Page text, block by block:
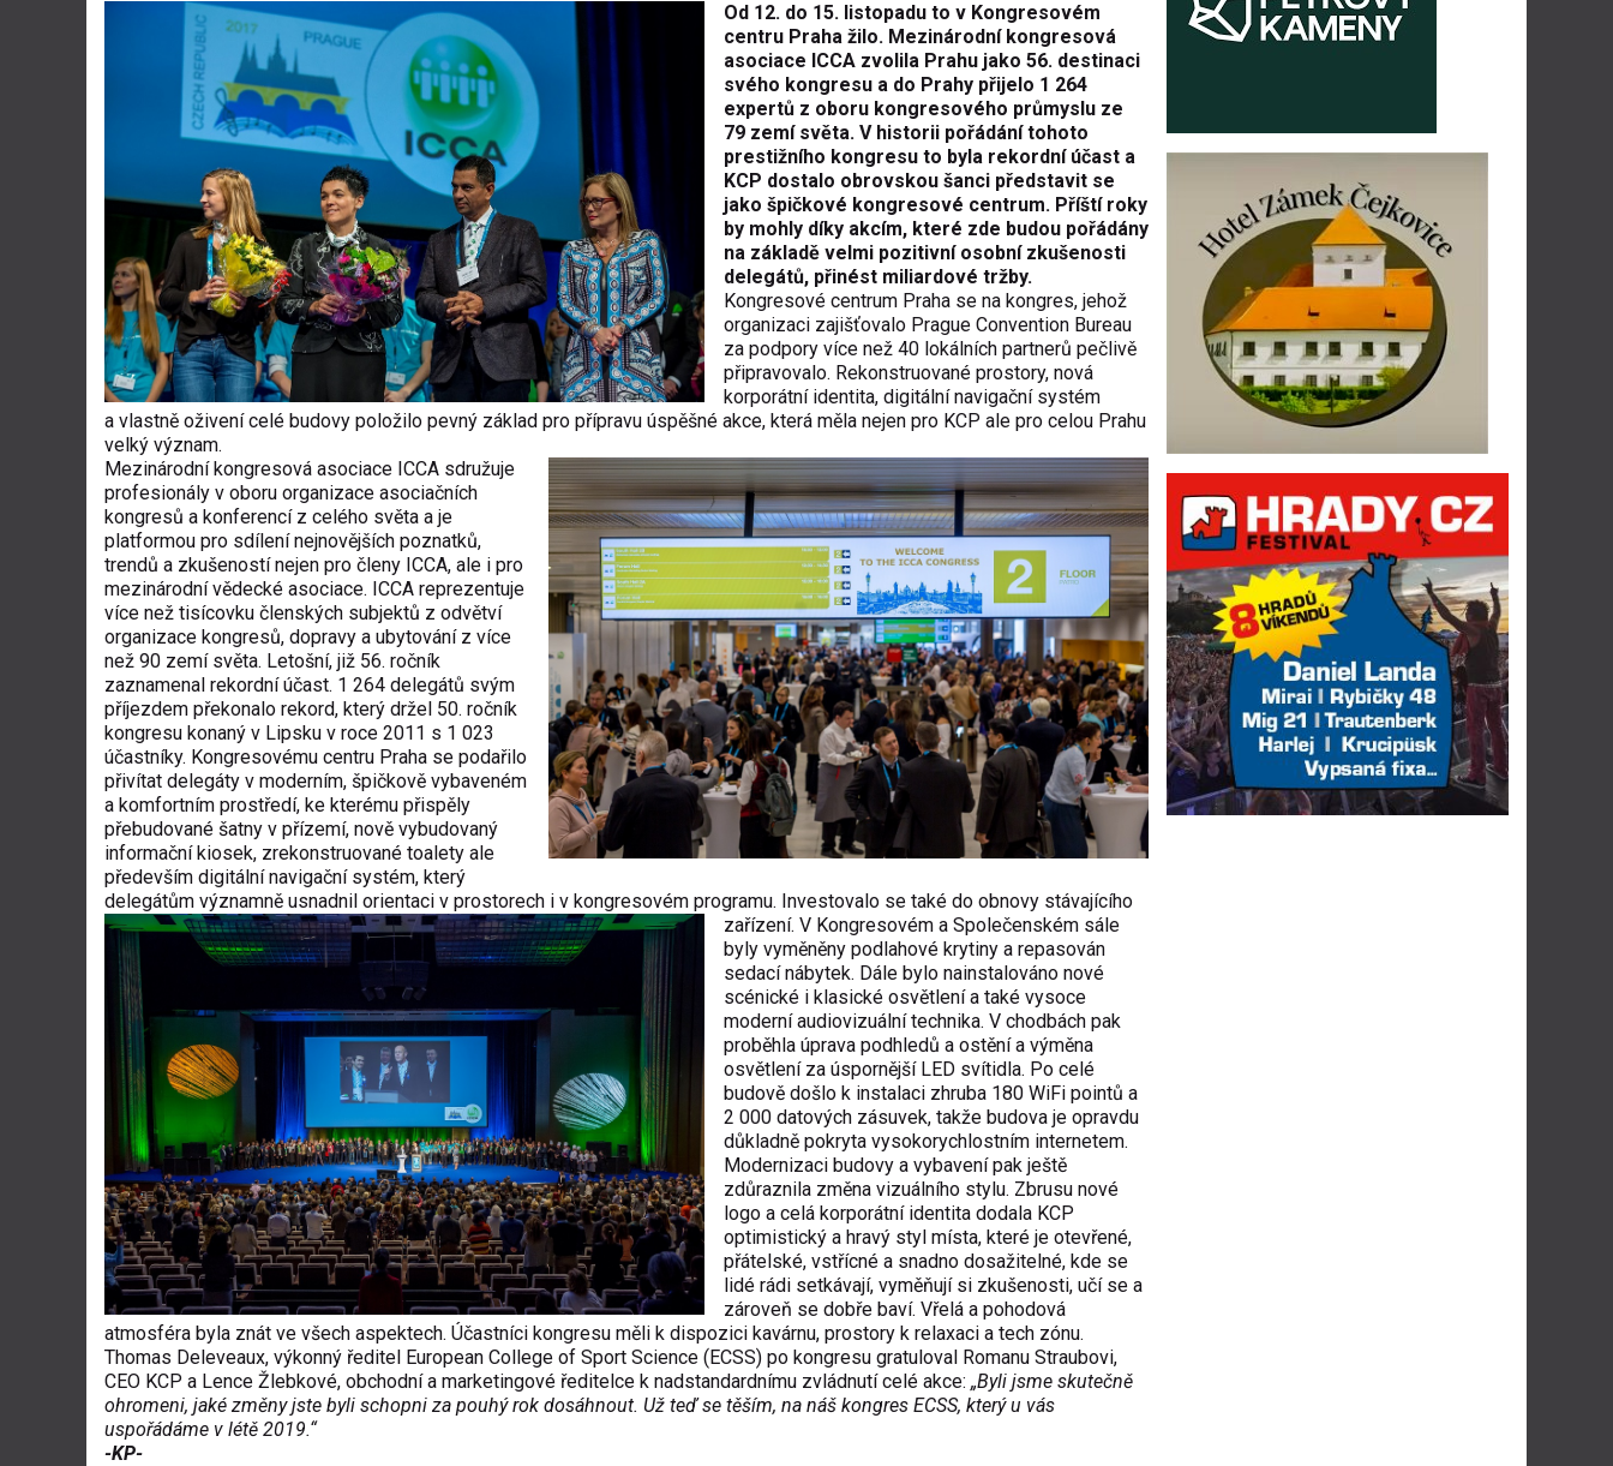
Od 12. do 15. listopadu to v Kongresovém
centru Praha žilo. Mezinárodní kongresová
asociace ICCA zvolila Prahu jako 56. destinaci
svého kongresu a do Prahy přijelo 1 264
expertů z oboru kongresového průmyslu ze
79 zemí světa. V historii pořádání tohoto
prestižního kongresu to byla rekordní účast a
KCP dostalo obrovskou šanci představit se
jako špičkové kongresové centrum. Příští roky
by mohly díky akcím, které zde budou pořádány
na základě velmi pozitivní osobní zkušenosti
delegátů, přinést miliardové tržby.
Kongresové centrum Praha se na kongres, jehož
organizaci zajišťovalo Prague Convention Bureau
za podpory více než 40 lokálních partnerů pečlivě
připravovalo. Rekonstruované prostory, nová
korporátní identita, digitální navigační systém
a vlastně oživení celé budovy položilo pevný základ pro přípravu úspěšné akce, která měla nejen pro KCP ale pro celou Prahu
velký význam.
Mezinárodní kongresová asociace ICCA sdružuje
profesionály v oboru organizace asociačních
kongresů a konferencí z celého světa a je
platformou pro sdílení nejnovějších poznatků,
trendů a zkušeností nejen pro členy ICCA, ale i pro
mezinárodní vědecké asociace. ICCA reprezentuje
více než tisícovku členských subjektů z odvětví
organizace kongresů, dopravy a ubytování z více
než 90 zemí světa. Letošní, již 56. ročník
zaznamenal rekordní účast. 1 264 delegátů svým
příjezdem překonalo rekord, který držel 50. ročník
kongresu konaný v Lipsku v roce 2011 s 1 023
účastníky. Kongresovému centru Praha se podařilo
přivítat delegáty v moderním, špičkově vybaveném
a komfortním prostředí, ke kterému přispěly
přebudované šatny v přízemí, nově vybudovaný
informační kiosek, zrekonstruované toalety ale
především digitální navigační systém, který
delegátům významně usnadnil orientaci v prostorech i v kongresovém programu. Investovalo se také do obnovy stávajícího
zařízení. V Kongresovém a Společenském sále
byly vyměněny podlahové krytiny a repasován
sedací nábytek. Dále bylo nainstalováno nové
scénické i klasické osvětlení a také vysoce
moderní audiovizuální technika. V chodbách pak
proběhla úprava podhledů a ostění a výměna
osvětlení za úspornější LED svítidla. Po celé
budově došlo k instalaci zhruba 180 WiFi pointů a
2 000 datových zásuvek, takže budova je opravdu
důkladně pokryta vysokorychlostním internetem.
Modernizaci budovy a vybavení pak ještě
zdůraznila změna vizuálního stylu. Zbrusu nové
logo a celá korporátní identita dodala KCP
optimistický a hravý styl místa, které je otevřené,
přátelské, vstřícné a snadno dosažitelné, kde se
lidé rádi setkávají, vyměňují si zkušenosti, učí se a
zároveň se dobře baví. Vřelá a pohodová
atmosféra byla znát ve všech aspektech. Účastníci kongresu měli k dispozici kavárnu, prostory k relaxaci a tech zónu.
Thomas Deleveaux, výkonný ředitel European College of Sport Science (ECSS) po kongresu gratuloval Romanu Straubovi,
CEO KCP a Lence Žlebkové, obchodní a marketingové ředitelce k nadstandardnímu zvládnutí celé akce: „Byli jsme skutečně
ohromeni, jaké změny jste byli schopni za pouhý rok dosáhnout. Už teď se těším, na náš kongres ECSS, který u vás
uspořádáme v létě 2019.“
-KP-